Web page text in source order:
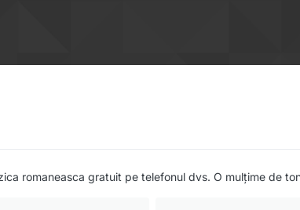
romaneasca gratuit pe telefonul dvs. O mulțime de